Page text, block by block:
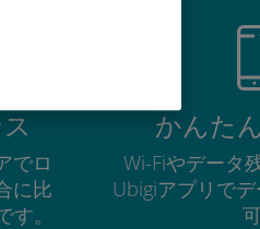
でロ
に比
。
かんた
Wi-Fiやデータ
Ubigiアプリで